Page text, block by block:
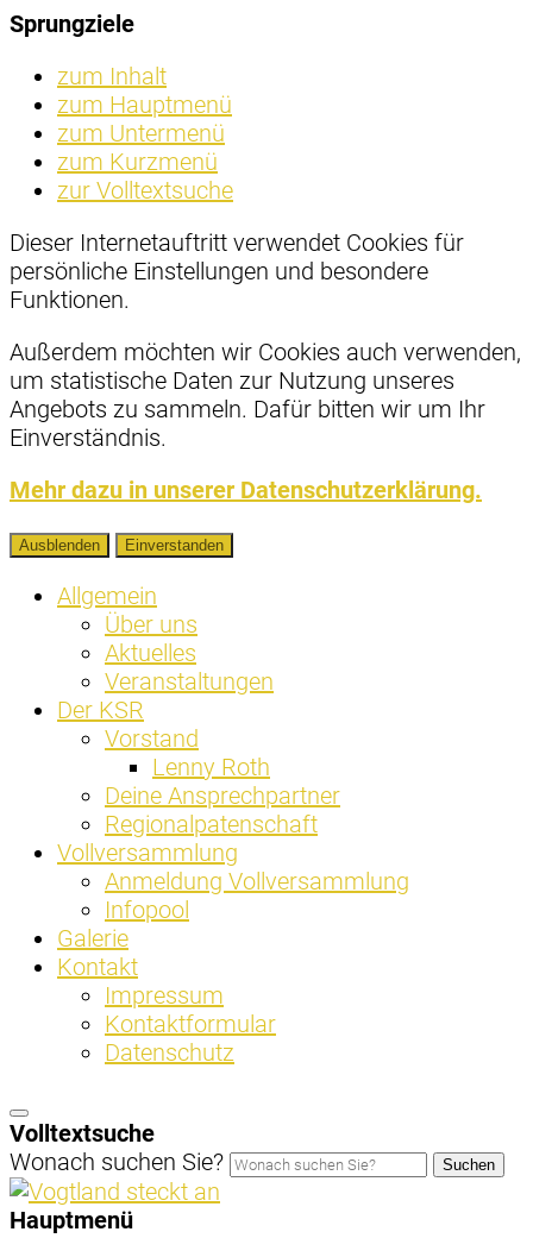
Sprungziele
zum Inhalt
zum Hauptmenü
zum Untermenü
zum Kurzmenü
zur Volltextsuche
Dieser Internetauftritt verwendet Cookies für
persönliche Einstellungen und besondere
Funktionen.
Außerdem möchten wir Cookies auch verwenden,
um statistische Daten zur Nutzung unseres
Angebots zu sammeln. Dafür bitten wir um Ihr
Einverständnis.
Mehr dazu in unserer Datenschutzerklärung.
Ausblenden Einverstanden
Allgemein
Über uns
Aktuelles
Veranstaltungen
Der KSR
Vorstand
Lenny Roth
Deine Ansprechpartner
Regionalpatenschaft
Vollversammlung
Anmeldung Vollversammlung
Infopool
Galerie
Kontakt
Impressum
Kontaktformular
Datenschutz
Volltextsuche
Wonach suchen Sie?
Suchen
Hauptmenü